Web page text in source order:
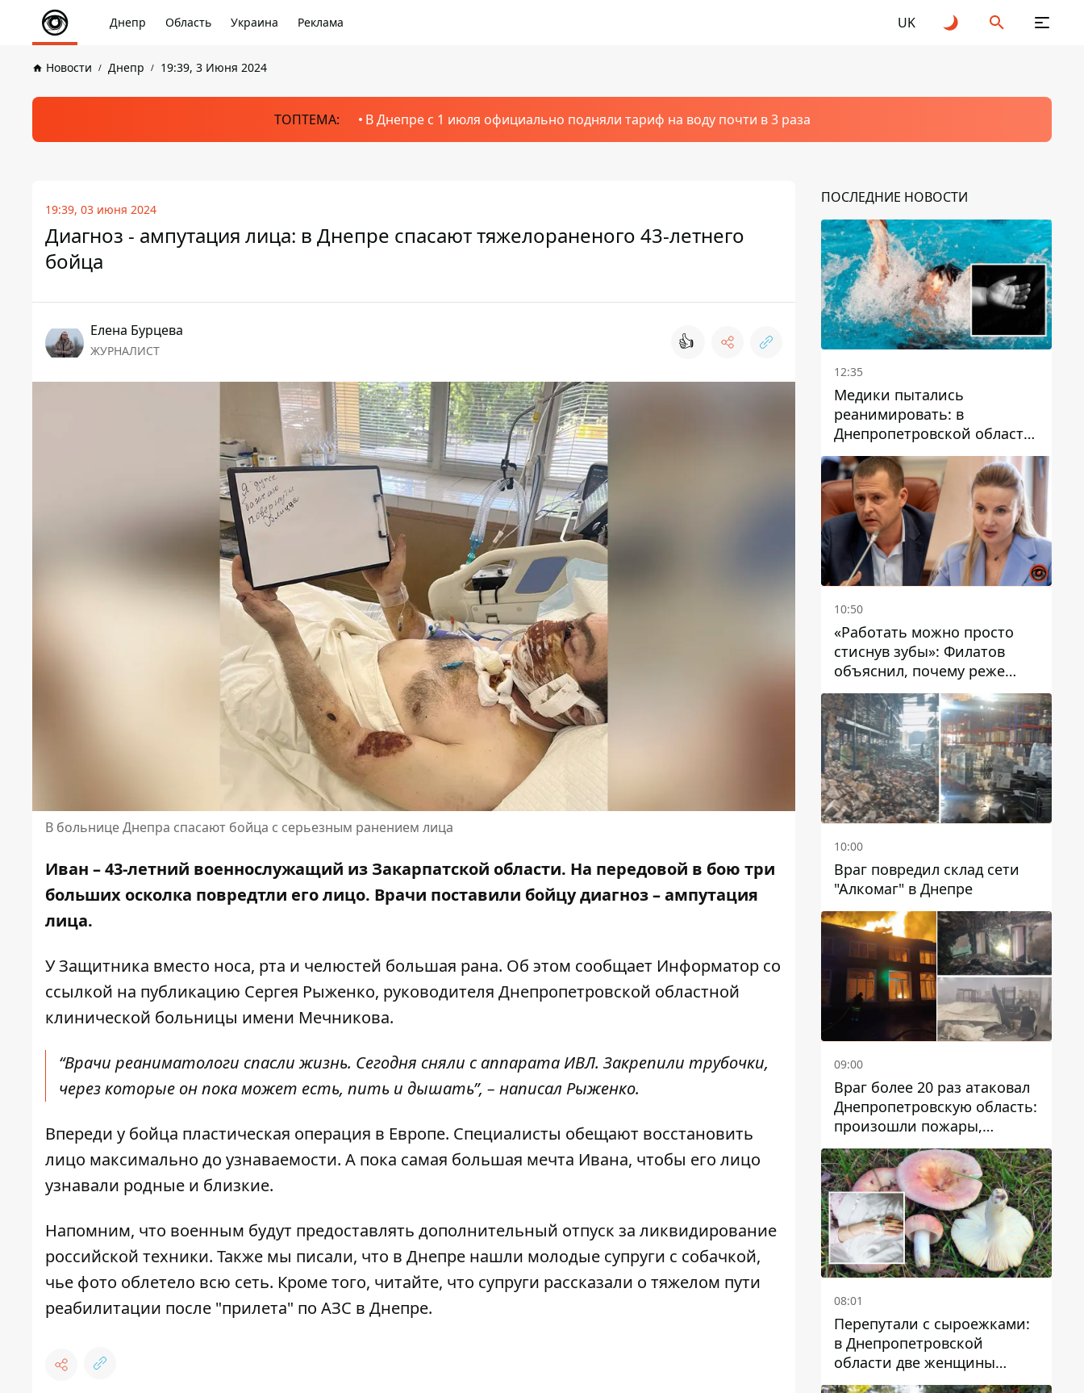
Днепр Область Украина Реклама UK
Новости Днепр 19:39, 3 Июня 2024
ТОПТЕМА: В Днепре с 1 июля официально подняли тариф на воду почти в 3 раза
19:39, 03 июня 2024
Диагноз - ампутация лица: в Днепре спасают тяжелораненого 43-летнего
бойца
Елена Бурцева
ЖУРНАЛИСТ 👍
В больнице Днепра спасают бойца с серьезным ранением лица
Иван – 43-летний военнослужащий из Закарпатской области. На передовой в бою три
больших осколка повредтли его лицо. Врачи поставили бойцу диагноз – ампутация
лица.
У Защитника вместо носа, рта и челюстей большая рана. Об этом сообщает Информатор со
ссылкой на публикацию Сергея Рыженко, руководителя Днепропетровской областной
клинической больницы имени Мечникова.
“Врачи реаниматологи спасли жизнь. Сегодня сняли с аппарата ИВЛ. Закрепили трубочки,
через которые он пока может есть, пить и дышать”, – написал Рыженко.
Впереди у бойца пластическая операция в Европе. Специалисты обещают восстановить
лицо максимально до узнаваемости. А пока самая большая мечта Ивана, чтобы его лицо
узнавали родные и близкие.
Напомним, что военным будут предоставлять дополнительный отпуск за ликвидирование
российской техники. Также мы писали, что в Днепре нашли молодые супруги с собачкой,
чье фото облетело всю сеть. Кроме того, читайте, что супруги рассказали о тяжелом пути
реабилитации после "прилета" по АЗС в Днепре.
ПОСЛЕДНИЕ НОВОСТИ
12:35
Медики пытались
реанимировать: в
Днепропетровской области
двухлетний мальчик утонул
в бассейне
10:50
«Работать можно просто
стиснув зубы»: Филатов
объяснил, почему реже
пишет в соцсетях и
раскритиковал медийность
чиновников
10:00
Враг повредил склад сети
"Алкомаг" в Днепре
09:00
Враг более 20 раз атаковал
Днепропетровскую область:
произошли пожары,
повреждены дома,
инфраструктура и авто
08:01
Перепутали с сыроежками:
в Днепропетровской
области две женщины
отравились грибами